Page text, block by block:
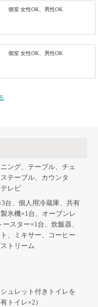
個室 女性OK、男性OK
個室 女性OK、男性OK
ング、テーブル、チェ
テーブル、カウンタ
レビ
台、個人用冷蔵庫、共有
氷機×1台、オーブンレ
ースター×1台、炊飯器、
、ミキサー、コーヒー
トリーム
ュレット付きトイレを
トイレ×2）